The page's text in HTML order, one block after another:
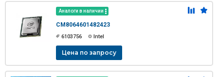
Аналоги в наличии
CM8064601482423
6103756 Intel
Цена по запросу